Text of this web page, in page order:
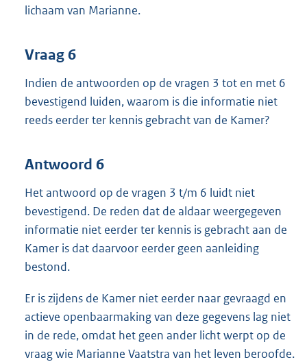
lichaam van Marianne.
Vraag 6
Indien de antwoorden op de vragen 3 tot en met 6
bevestigend luiden, waarom is die informatie niet
reeds eerder ter kennis gebracht van de Kamer?
Antwoord 6
Het antwoord op de vragen 3 t/m 6 luidt niet
bevestigend. De reden dat de aldaar weergegeven
informatie niet eerder ter kennis is gebracht aan de
Kamer is dat daarvoor eerder geen aanleiding
bestond.
Er is zijdens de Kamer niet eerder naar gevraagd en
actieve openbaarmaking van deze gegevens lag niet
in de rede, omdat het geen ander licht werpt op de
vraag wie Marianne Vaatstra van het leven beroofde.